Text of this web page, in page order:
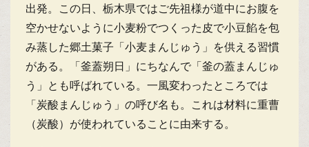
出発。この日、栃木県ではご先祖様が道中にお腹を
空かせないように小麦粉でつくった皮で小豆餡を包
み蒸した郷土菓子「小麦まんじゅう」を供える習慣
がある。「釜蓋朔日」にちなんで「釜の蓋まんじゅ
う」とも呼ばれている。一風変わったところでは
「炭酸まんじゅう」の呼び名も。これは材料に重曹
（炭酸）が使われていることに由来する。